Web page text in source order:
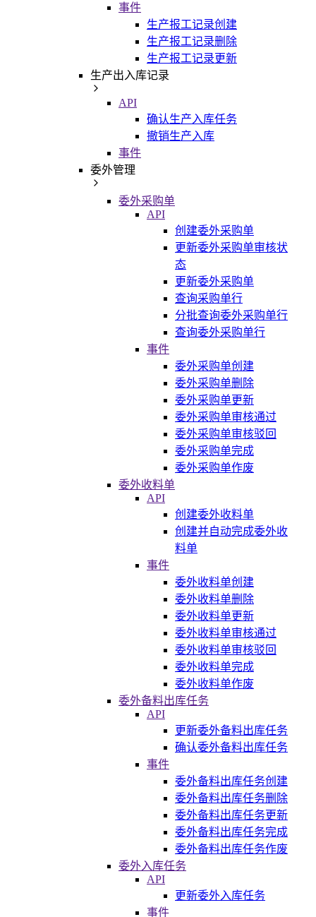
事件
生产报工记录创建
生产报工记录删除
生产报工记录更新
生产出入库记录
API
确认生产入库任务
撤销生产入库
事件
委外管理
委外采购单
API
创建委外采购单
更新委外采购单审核状
态
更新委外采购单
查询采购单行
分批查询委外采购单行
查询委外采购单行
事件
委外采购单创建
委外采购单删除
委外采购单更新
委外采购单审核通过
委外采购单审核驳回
委外采购单完成
委外采购单作废
委外收料单
API
创建委外收料单
创建并自动完成委外收
料单
事件
委外收料单创建
委外收料单删除
委外收料单更新
委外收料单审核通过
委外收料单审核驳回
委外收料单完成
委外收料单作废
委外备料出库任务
API
更新委外备料出库任务
确认委外备料出库任务
事件
委外备料出库任务创建
委外备料出库任务删除
委外备料出库任务更新
委外备料出库任务完成
委外备料出库任务作废
委外入库任务
API
更新委外入库任务
事件